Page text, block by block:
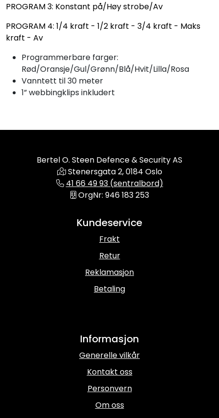
PROGRAM 3: Konstant på/Høy strobe/Av
PROGRAM 4: 1/4 kraft - 1/2 kraft - 3/4 kraft - Maks
kraft - Av
Programmerbare farger:
Rød/Oransje/Gul/Grønn/Blå/Hvit/Lilla/Rosa
Vanntett til 30 meter
1” webbingklips inkludert
Bertel O. Steen Defence & Security AS
Stenersgata 2, 0184 Oslo
41 66 49 93 (sentralbord)
OrgNr: 946 183 253
Kundeservice
Frakt
Retur
Reklamasjon
Betaling
Informasjon
Generelle vilkår
Kontakt oss
Personvern
Om oss